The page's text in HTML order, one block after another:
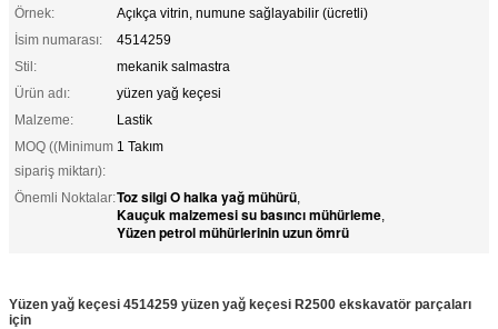
Örnek:
Açıkça vitrin, numune sağlayabilir (ücretli)
İsim numarası:
4514259
Stil:
mekanik salmastra
Ürün adı:
yüzen yağ keçesi
Malzeme:
Lastik
MOQ ((Minimum
sipariş miktarı):
1 Takım
Önemli Noktalar:Toz silgi O halka yağ mühürü,
Kauçuk malzemesi su basıncı mühürleme,
Yüzen petrol mühürlerinin uzun ömrü
Yüzen yağ keçesi 4514259 yüzen yağ keçesi R2500 ekskavatör parçaları
için